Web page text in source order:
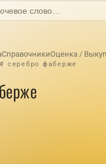
СправочникиОценка / Выкуп
# серебро фаберже